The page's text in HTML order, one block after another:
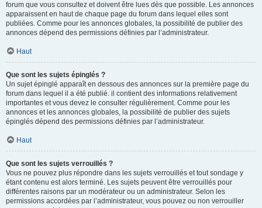
forum que vous consultez et doivent être lues dès que possible. Les annonces
apparaissent en haut de chaque page du forum dans lequel elles sont
publiées. Comme pour les annonces globales, la possibilité de publier des
annonces dépend des permissions définies par l’administrateur.
Haut
Que sont les sujets épinglés ?
Un sujet épinglé apparaît en dessous des annonces sur la première page du
forum dans lequel il a été publié. il contient des informations relativement
importantes et vous devez le consulter régulièrement. Comme pour les
annonces et les annonces globales, la possibilité de publier des sujets
épinglés dépend des permissions définies par l’administrateur.
Haut
Que sont les sujets verrouillés ?
Vous ne pouvez plus répondre dans les sujets verrouillés et tout sondage y
étant contenu est alors terminé. Les sujets peuvent être verrouillés pour
différentes raisons par un modérateur ou un administrateur. Selon les
permissions accordées par l’administrateur, vous pouvez ou non verrouiller